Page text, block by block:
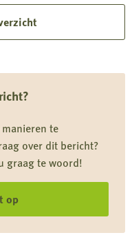
te
over dit bericht?
graag te woord!
op